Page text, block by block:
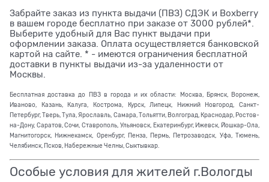
Забрайте заказ из пункта выдачи (ПВЗ) СДЭК и Boxberry
в вашем городе бесплатно при заказе от 3000 рублей*.
Выберите удобный для Вас пункт выдачи при
оформлении заказа. Оплата осуществляется банковской
картой на сайте. * - имеются ограничения бесплатной
доставки в пункты выдачи из-за удаленности от
Москвы.
Бесплатная доставка до ПВЗ в города и их области: Москва, Брянск, Воронеж,
Иваново, Казань, Калуга, Кострома, Курск, Липецк, Нижний Новгород, Санкт-
Петербург, Тверь, Тула, Ярославль, Самара, Тольятти, Волгоград, Краснодар, Ростов-
на-Дону, Саратов, Сочи, Ставрополь, Ульяновск, Екатеринбург, Ижевск, Йошкар-Ола,
Магнитогорск, Нижнекамск, Оренбург, Пенза, Пермь, Петрозаводск, Уфа, Тюмень,
Челябинск, Псков, Набережные Челны, Сыктывкар.
Особые условия для жителей г.Вологды